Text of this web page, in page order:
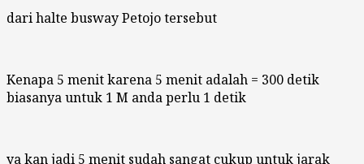
dari halte busway Petojo tersebut
Kenapa 5 menit karena 5 menit adalah = 300 detik
biasanya untuk 1 M anda perlu 1 detik
ya kan jadi 5 menit sudah sangat cukup untuk jarak